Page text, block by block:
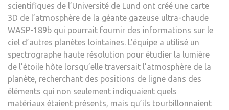
scientifiques de l’Université de Lund ont créé une carte
3D de l’atmosphère de la géante gazeuse ultra-chaude
WASP-189b qui pourrait fournir des informations sur le
ciel d’autres planètes lointaines. L’équipe a utilisé un
spectrographe haute résolution pour étudier la lumière
de l’étoile hôte lorsqu’elle traversait l’atmosphère de la
planète, recherchant des positions de ligne dans des
éléments qui non seulement indiquaient quels
matériaux étaient présents, mais qu’ils tourbillonnaient